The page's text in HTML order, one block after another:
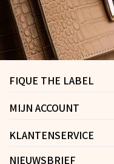
FIQUE THE LABEL
MIJN ACCOUNT
KLANTENSERVICE
NIEUWSBRIEF